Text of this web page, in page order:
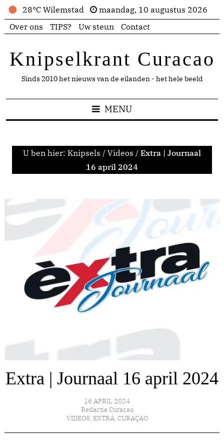
28°C Wilemstad
maandag, 10 augustus 2026
Over ons
TIPS? Uw steun Contact
Knipselkrant Curacao
Sinds 2010 het nieuws van de eilanden - het hele beeld
MENU
U ben hier: Knipsels / Videos / Extra | Journaal
16 april 2024
Extra | Journaal 16 april 2024
16 APRIL 2024
Redactie Curacao
VIDEOS, EXTRÁ, CURAÇAO